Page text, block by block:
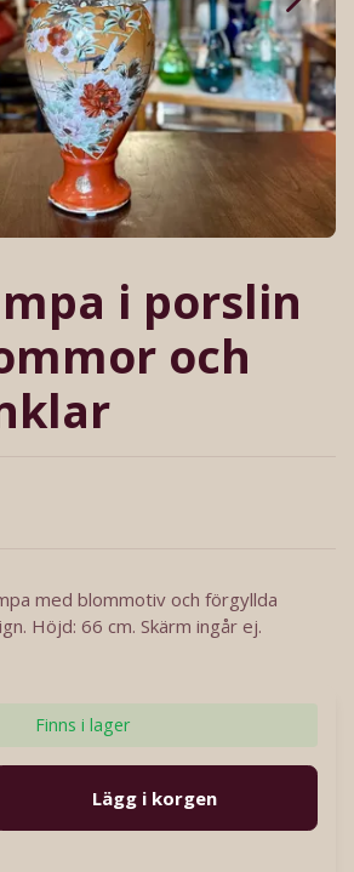
i porslin
och
med blommotiv och förgyllda
Höjd: 66 cm. Skärm ingår ej.
Finns i lager
Lägg i korgen